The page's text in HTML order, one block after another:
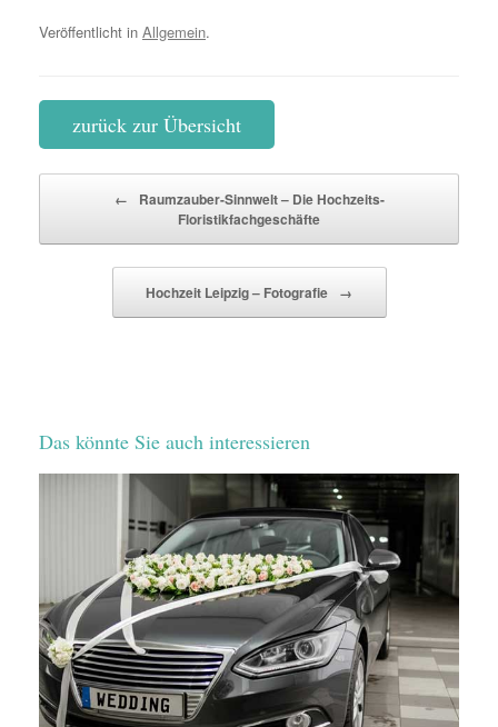
Veröffentlicht in Allgemein.
zurück zur Übersicht
←
Raumzauber-Sinnwelt – Die Hochzeits-
Floristikfachgeschäfte
Hochzeit Leipzig – Fotografie →
Das könnte Sie auch interessieren